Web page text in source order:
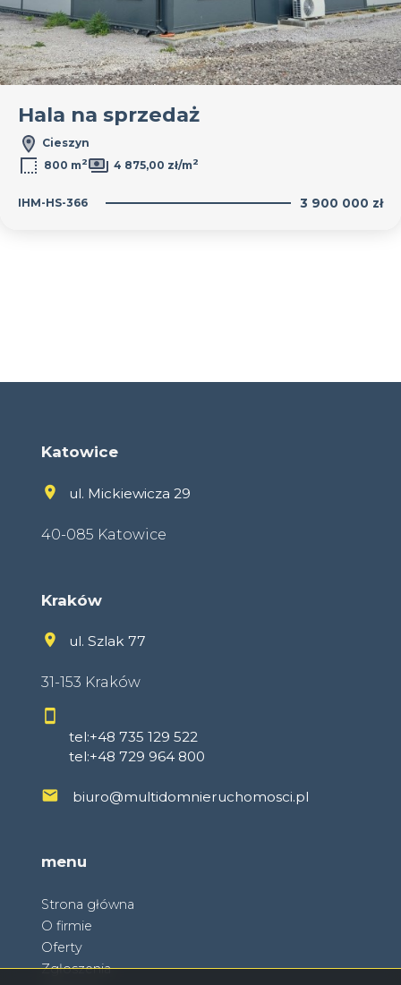
Hala na sprzedaż
Cieszyn
800 m2 4 875,00 zł/m2
IHM-HS-366 3 900 000 zł
Katowice
ul. Mickiewicza 29
40-085 Katowice
Kraków
ul. Szlak 77
31-153 Kraków
tel:+48 735 129 522
tel:+48 729 964 800
biuro@multidomnieruchomosci.pl
menu
Strona główna
O firmie
Oferty
Zgłoszenia